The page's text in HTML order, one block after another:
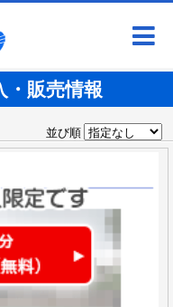
・販売情報
並び順